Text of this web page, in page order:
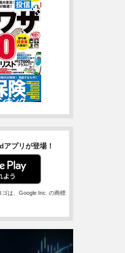
アプリが登場！
ゴは、Google Inc. の商標